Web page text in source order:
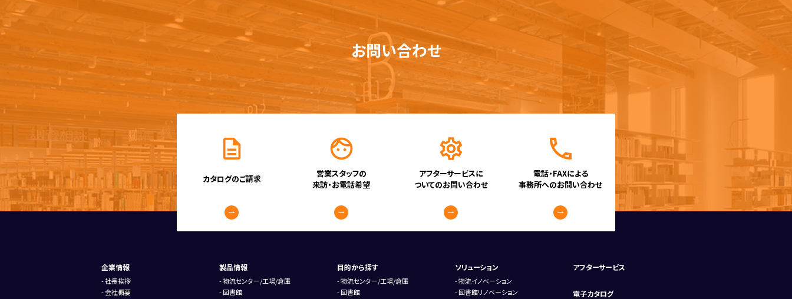
お問い合わせ
カタログのご請求
営業スタッフの
来訪・お電話希望
アフターサービスに
ついてのお問い合わせ
電話・FAXによる
事務所へのお問い合わせ
企業情報
社長挨拶
会社概要
製品情報
物流センター/工場/倉庫
図書館
目的から探す
物流センター/工場/倉庫
図書館
ソリューション
物流イノベーション
図書館リノベーション
アフターサービス
電子カタログ